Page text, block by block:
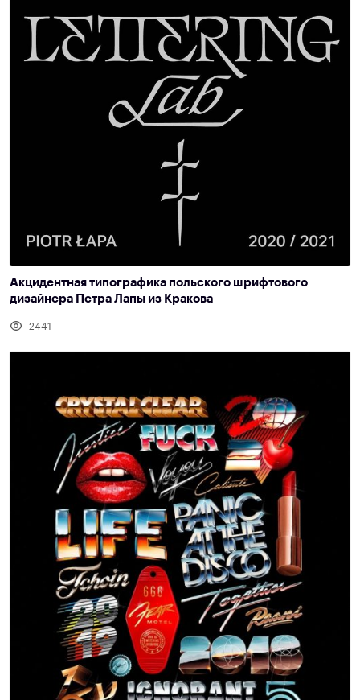
Акцидентная типографика польского шрифтового
дизайнера Петра Лапы из Кракова
2441